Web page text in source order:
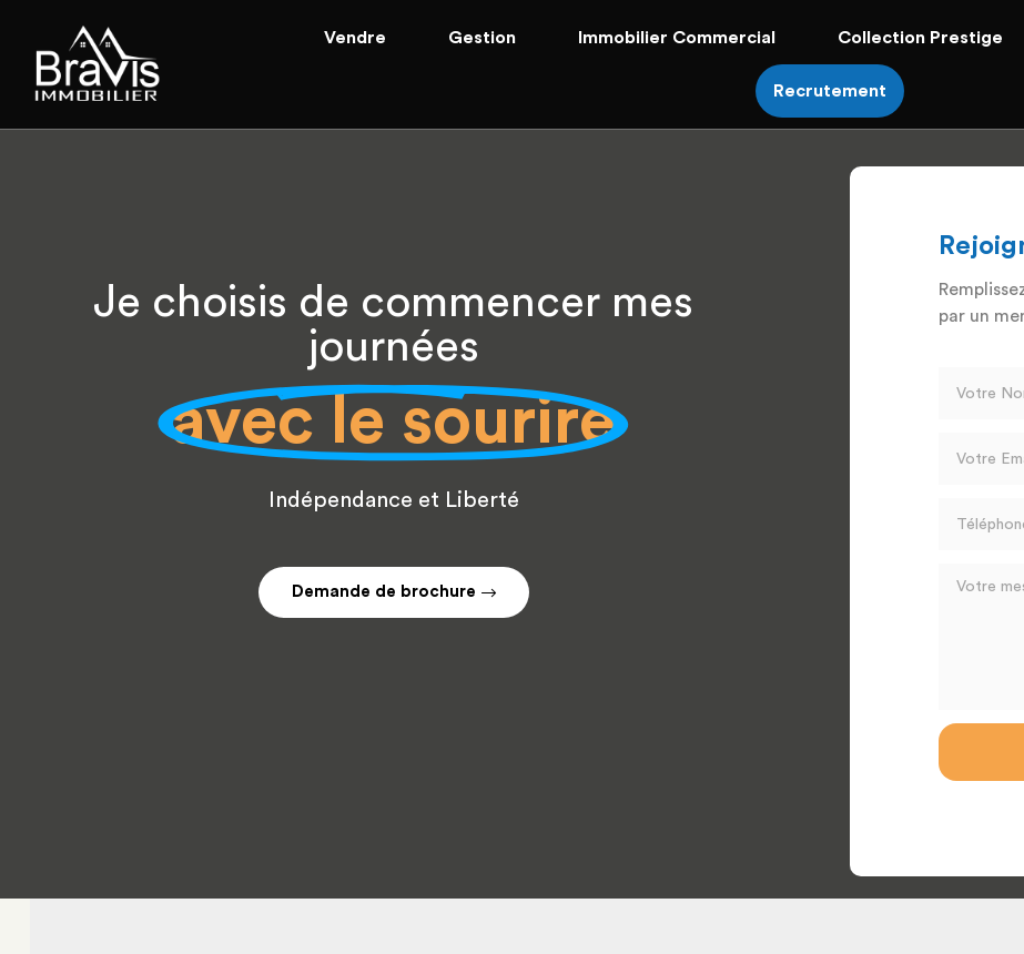
Vendre Gestion Immobilier Commercial Collection Prestige
Recrutement
Je choisis de commencer mes
journées
avec le sourire
Indépendance et Liberté
Demande de brochure
par un